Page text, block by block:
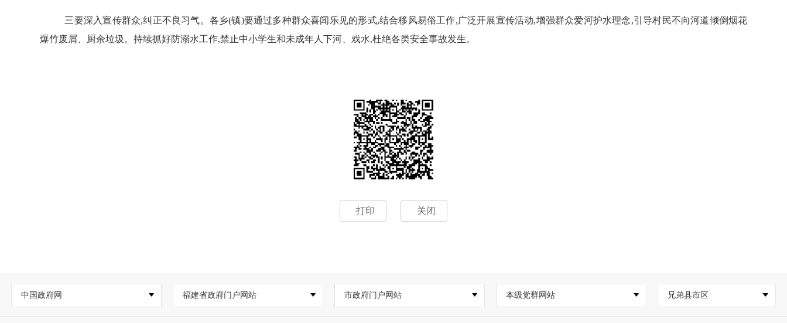
三要深入宣传群众,纠正不良习气。各乡(镇)要通过多种群众喜闻乐见的形式,结合移风易俗工作,广泛开展宣传活动,增强群众爱河护水理念,引导村民不向河道倾倒烟花
爆竹废屑、厨余垃圾。持续抓好防溺水工作,禁止中小学生和未成年人下河、戏水,杜绝各类安全事故发生。
打印 关闭
中国政府网 福建省政府门户网站 市政府门户网站 本级党群网站 兄弟县市区